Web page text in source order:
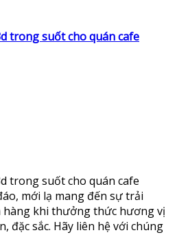
trong suốt cho quán cafe
trong suốt cho quán cafe
mới lạ mang đến sự trải
hàng khi thưởng thức hương vị
đặc sắc. Hãy liên hệ với chúng